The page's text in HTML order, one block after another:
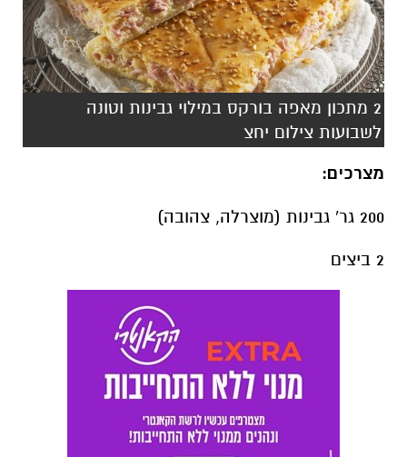
2 מתכון מאפה בורקס במילוי גבינות וטונה
לשבועות צילום יחצ
מצרכים:
200 גר' גבינות (מוצרלה, צהובה)
2 ביצים